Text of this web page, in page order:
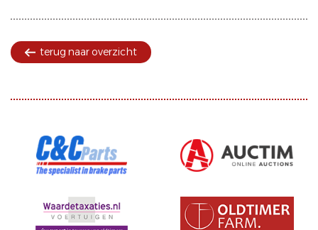
terug naar overzicht